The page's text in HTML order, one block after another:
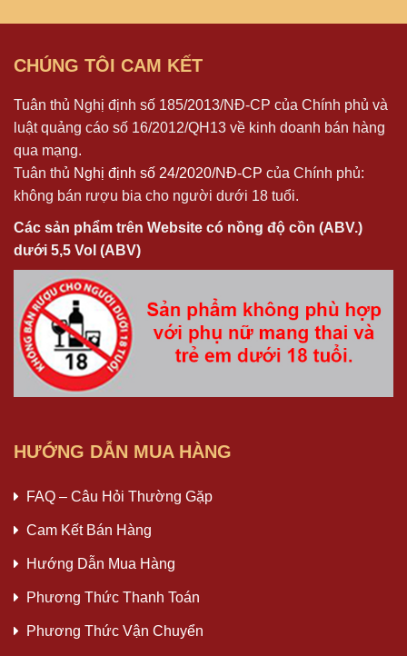
CHÚNG TÔI CAM KẾT
Tuân thủ Nghị định số 185/2013/NĐ-CP của Chính phủ và
luật quảng cáo số 16/2012/QH13 về kinh doanh bán hàng
qua mạng.
Tuân thủ Nghị định số 24/2020/NĐ-CP của Chính phủ:
không bán rượu bia cho người dưới 18 tuổi.
Các sản phẩm trên Website có nồng độ cồn (ABV.)
dưới 5,5 Vol (ABV)
HƯỚNG DẪN MUA HÀNG
FAQ – Câu Hỏi Thường Gặp
Cam Kết Bán Hàng
Hướng Dẫn Mua Hàng
Phương Thức Thanh Toán
Phương Thức Vận Chuyển